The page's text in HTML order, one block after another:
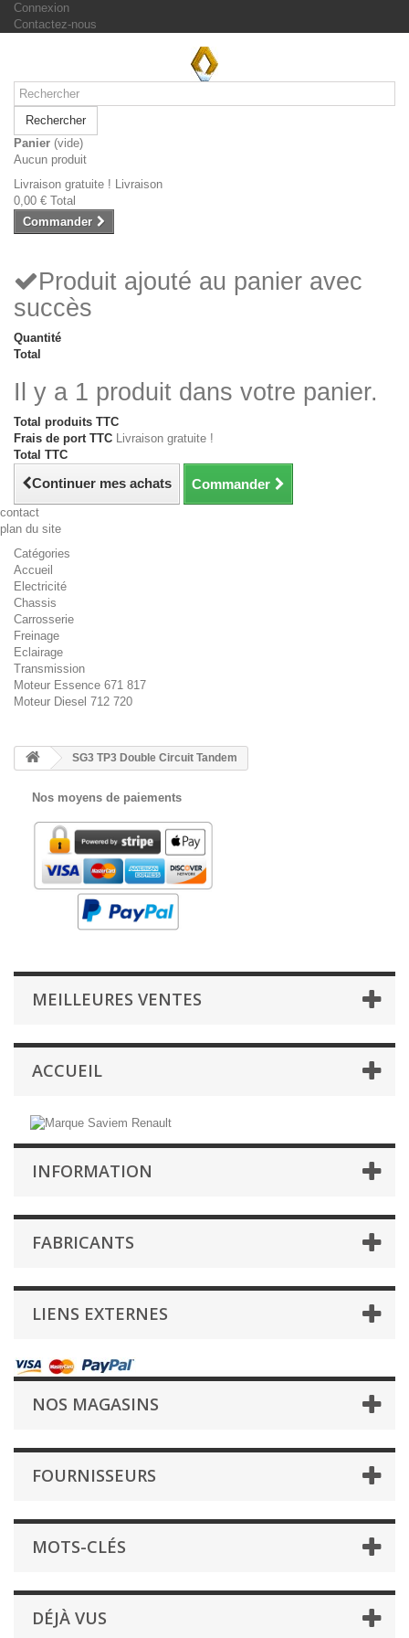
Connexion
Contactez-nous
Rechercher
Panier (vide)
Aucun produit
Livraison gratuite ! Livraison
0,00 € Total
Commander
Produit ajouté au panier avec
succès
Quantité
Total
Il y a 1 produit dans votre panier.
Total produits TTC
Frais de port TTC Livraison gratuite !
Total TTC
Continuer mes achats Commander
contact
plan du site
Catégories
Accueil
Electricité
Chassis
Carrosserie
Freinage
Eclairage
Transmission
Moteur Essence 671 817
Moteur Diesel 712 720
SG3 TP3 Double Circuit Tandem
Nos moyens de paiements
MEILLEURES VENTES
ACCUEIL
INFORMATION
FABRICANTS
LIENS EXTERNES
NOS MAGASINS
FOURNISSEURS
MOTS-CLÉS
DÉJÀ VUS